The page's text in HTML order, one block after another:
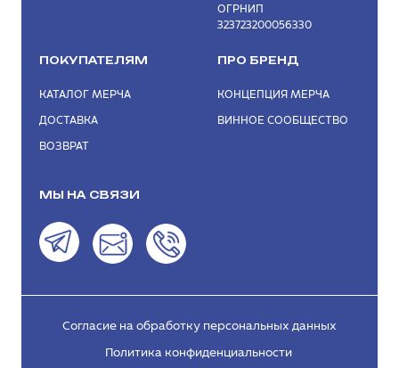
Согласие на обработку персональных данных
Политика конфиденциальности
ОГРНИП
323723200056330
ВОЗВРАТ
ДОСТАВКА
КАТАЛОГ МЕРЧА
ПОКУПАТЕЛЯМ
ВИННОЕ СООБЩЕСТВО
КОНЦЕПЦИЯ МЕРЧА
ПРО БРЕНД
МЫ НА СВЯЗИ